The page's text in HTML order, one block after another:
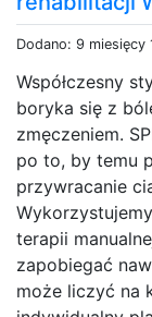
Dodano: 9 miesięcy
Współczesny
boryka się z
zmęczeniem.
po to, by temu
przywracanie
terapii
zapobiegać
może liczyć na